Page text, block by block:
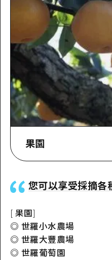
果園
您可以享受採摘各
[ 果園]
◎ 世羅小水農場
◎ 世羅大豐農場
◎ 世羅葡萄園